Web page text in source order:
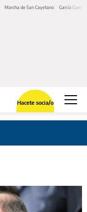
Marcha de San Cayetano García Cuerva
Hacete socia/o